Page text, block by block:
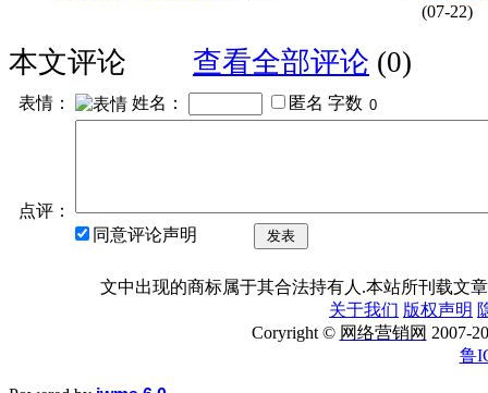
(07-22)
本文评论 查看全部评论 (0)
表情： 姓名： 匿名 字数
点评：
同意评论声明
发表
文中出现的商标属于其合法持有人.本站所刊载文
关于我们 版权声明
Coryright © 网络营销网 2007-
鲁